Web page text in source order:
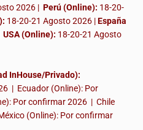
2026 | Perú (Online): 18-20-
18-20-21 Agosto 2026 |España
USA (Online): 18-20-21 Agosto
InHouse/Privado):
| Ecuador (Online): Por
Por confirmar 2026 | Chile
(Online): Por confirmar